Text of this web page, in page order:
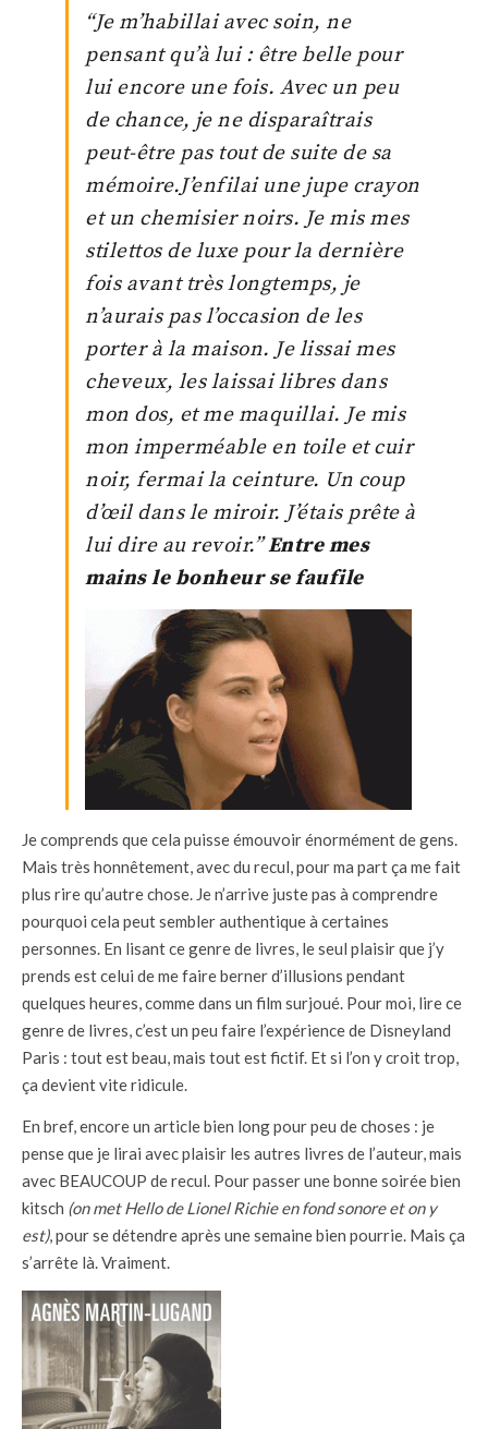
“Je m’habillai avec soin, ne
pensant qu’à lui : être belle pour
lui encore une fois. Avec un peu
de chance, je ne disparaîtrais
peut-être pas tout de suite de sa
mémoire.J’enfilai une jupe crayon
et un chemisier noirs. Je mis mes
stilettos de luxe pour la dernière
fois avant très longtemps, je
n’aurais pas l’occasion de les
porter à la maison. Je lissai mes
cheveux, les laissai libres dans
mon dos, et me maquillai. Je mis
mon imperméable en toile et cuir
noir, fermai la ceinture. Un coup
d’œil dans le miroir. J’étais prête à
lui dire au revoir.”Entre mes
mains le bonheur se faufile
Je comprends que cela puisse émouvoir énormément de gens.
Mais très honnêtement, avec du recul, pour ma part ça me fait
plus rire qu’autre chose. Je n’arrive juste pas à comprendre
pourquoi cela peut sembler authentique à certaines
personnes. En lisant ce genre de livres, le seul plaisir que j’y
prends est celui de me faire berner d’illusions pendant
quelques heures, comme dans un film surjoué. Pour moi, lire ce
genre de livres, c’est un peu faire l’expérience de Disneyland
Paris : tout est beau, mais tout est fictif. Et si l’on y croit trop,
ça devient vite ridicule.
En bref, encore un article bien long pour peu de choses : je
pense que je lirai avec plaisir les autres livres de l’auteur, mais
avec BEAUCOUP de recul. Pour passer une bonne soirée bien
kitsch (on met Hello de Lionel Richie en fond sonore et on y
est), pour se détendre après une semaine bien pourrie. Mais ça
s’arrête là. Vraiment.